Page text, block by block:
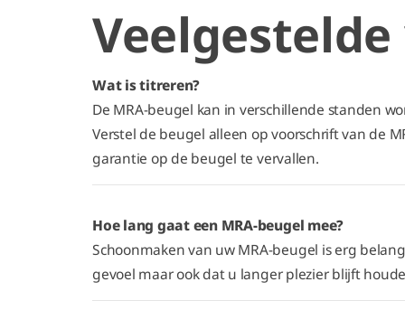
Wat is titreren?
De MRA-beugel kan in verschillende standen
Verstel de beugel alleen op voorschrift van de
garantie op de beugel te vervallen.
Hoe lang gaat een MRA-beugel mee?
Schoonmaken van uw MRA-beugel is erg
gevoel maar ook dat u langer plezier blijft